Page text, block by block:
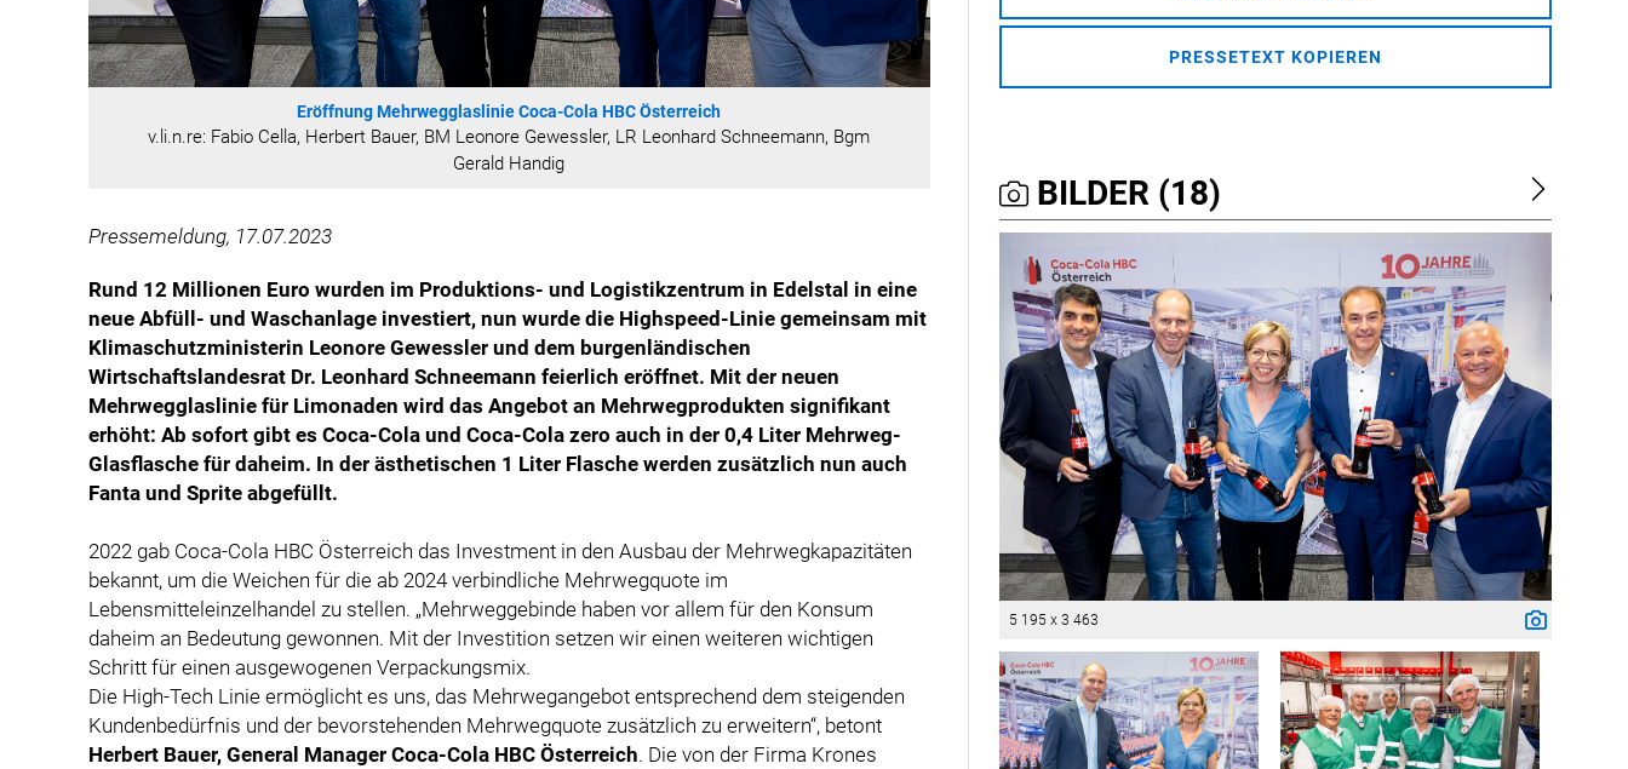
Eröffnung Mehrwegglaslinie Coca-Cola HBC Österreich
v.li.n.re: Fabio Cella, Herbert Bauer, BM Leonore Gewessler, LR Leonhard Schneemann, Bgm
Gerald Handig
Pressemeldung, 17.07.2023
Rund 12 Millionen Euro wurden im Produktions- und Logistikzentrum in Edelstal in eine
neue Abfüll- und Waschanlage investiert, nun wurde die Highspeed-Linie gemeinsam mit
Klimaschutzministerin Leonore Gewessler und dem burgenländischen
Wirtschaftslandesrat Dr. Leonhard Schneemann feierlich eröffnet. Mit der neuen
Mehrwegglaslinie für Limonaden wird das Angebot an Mehrwegprodukten signifikant
erhöht: Ab sofort gibt es Coca-Cola und Coca-Cola zero auch in der 0,4 Liter Mehrweg-
Glasflasche für daheim. In der ästhetischen 1 Liter Flasche werden zusätzlich nun auch
Fanta und Sprite abgefüllt.
2022 gab Coca-Cola HBC Österreich das Investment in den Ausbau der Mehrwegkapazitäten
bekannt, um die Weichen für die ab 2024 verbindliche Mehrwegquote im
Lebensmitteleinzelhandel zu stellen. „Mehrweggebinde haben vor allem für den Konsum
daheim an Bedeutung gewonnen. Mit der Investition setzen wir einen weiteren wichtigen
Schritt für einen ausgewogenen Verpackungsmix.
Die High-Tech Linie ermöglicht es uns, das Mehrwegangebot entsprechend dem steigenden
Kundenbedürfnis und der bevorstehenden Mehrwegquote zusätzlich zu erweitern“, betont
Herbert Bauer, General Manager Coca-Cola HBC Österreich. Die von der Firma Krones
PRESSETEXT KOPIEREN
BILDER (18)
5 195 x 3 463